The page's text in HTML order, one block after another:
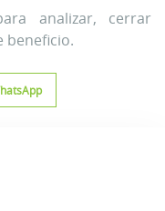
analizar, cerrar
beneficio.